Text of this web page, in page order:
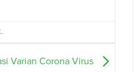
.
Varian Corona Virus